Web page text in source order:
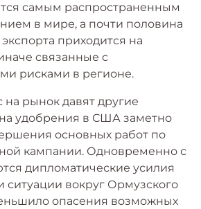
самым распространенным
в мире, а почти половина
приходится на
связанные с
рисками в регионе.
на рынок давят другие
удобрения в США заметно
основных работ по
кампании. Одновременно с
дипломатические усилия
ситуации вокруг Ормузского
опасения возможных